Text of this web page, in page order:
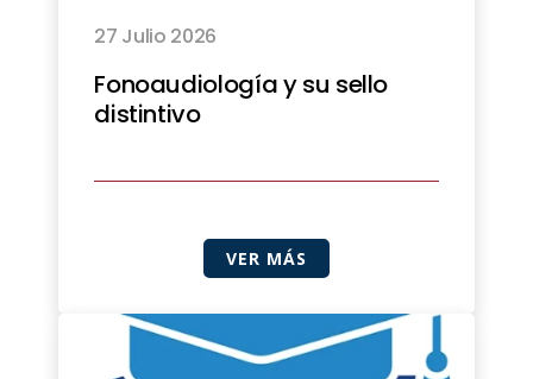
27 Julio 2026
Fonoaudiología y su sello
distintivo
VER MÁS